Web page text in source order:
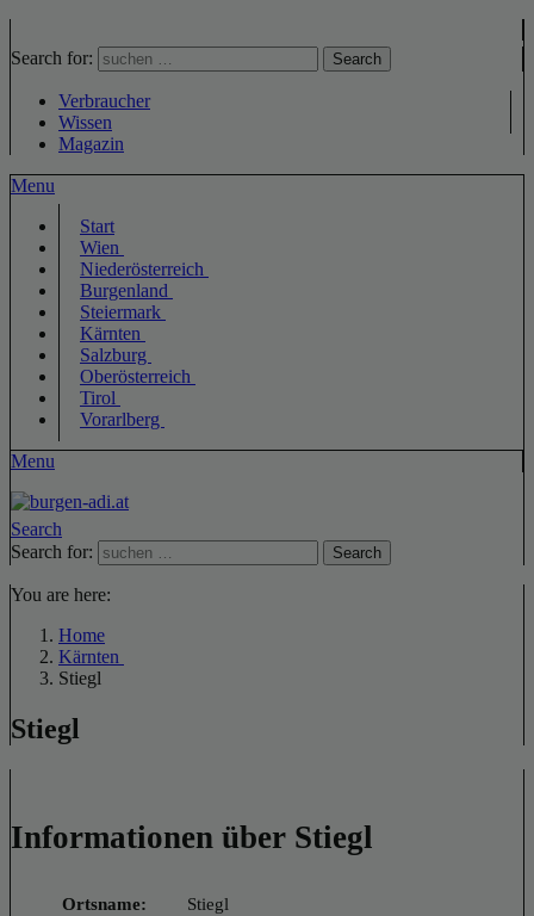
Search for: Search
Verbraucher
Wissen
Magazin
Menu
Start
Wien
Niederösterreich
Burgenland
Steiermark
Kärnten
Salzburg
Oberösterreich
Tirol
Vorarlberg
Menu
Search
Search for:
Search
You are here:
Home
Kärnten
Stiegl
Stiegl
Informationen über Stiegl
Ortsname: Stiegl